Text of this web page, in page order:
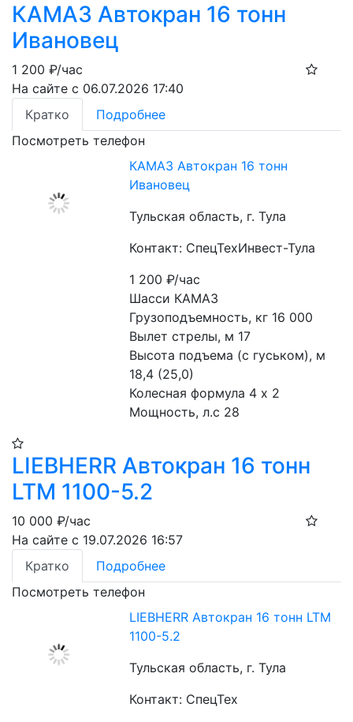
КАМАЗ Автокран 16 тонн
Ивановец
1 200 ₽/час
На сайте с 06.07.2026 17:40
Кратко
Подробнее
Посмотреть телефон
КАМАЗ Автокран 16 тонн
Ивановец
Тульская область, г. Тула
Контакт: СпецТехИнвест-Тула
1 200₽/час
Шасси КАМАЗ
Грузоподъемность, кг 16 000
Вылет стрелы, м 17
Высота подъема (с гуськом), м
18,4 (25,0)
Колесная формула 4 х 2
Мощность, л.с 28
LIEBHERR Автокран 16 тонн
LTM 1100-5.2
10 000 ₽/час
На сайте с 19.07.2026 16:57
Кратко
Подробнее
Посмотреть телефон
LIEBHERR Автокран 16 тонн LTM
1100-5.2
Тульская область, г. Тула
Контакт: СпецТех